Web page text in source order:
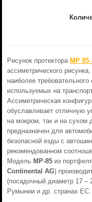
Рисунок протектора MP 85
ассиметрического
наиболее
используемых на
Ассиметрическая
обуславливает отличную
на мокром, так и на сухом
предназначен для
безопасной езды с
рекомендованном
Модель МР-85из
Continental AG)
(посадочный диаметр 17 –
Румынии и др. странах ЕС.